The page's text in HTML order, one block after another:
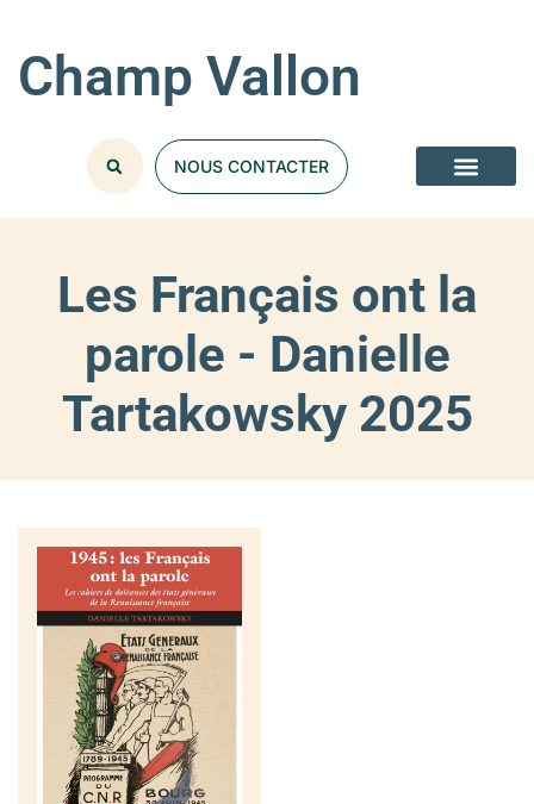
Champ Vallon
NOUS CONTACTER
Les Français ont la
parole - Danielle
Tartakowsky 2025